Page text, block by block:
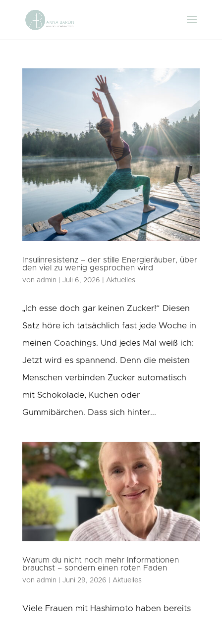
Insulinresistenz – der stille Energieräuber, über
den viel zu wenig gesprochen wird
von admin Juli 6, 2026 Aktuelles
„Ich esse doch gar keinen Zucker!“ Diesen
Satz höre ich tatsächlich fast jede Woche in
meinen Coachings. Und jedes Mal weiß ich:
Jetzt wird es spannend. Denn die meisten
Menschen verbinden Zucker automatisch
mit Schokolade, Kuchen oder
Gummibärchen. Dass sich hinter...
Warum du nicht noch mehr Informationen
brauchst – sondern einen roten Faden
von admin Juni 29, 2026 Aktuelles
Viele Frauen mit Hashimoto haben bereits